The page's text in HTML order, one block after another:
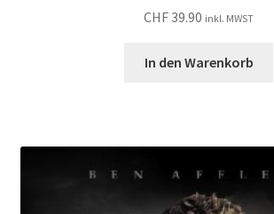
CHF39.90 inkl. MWST
In den Warenkorb